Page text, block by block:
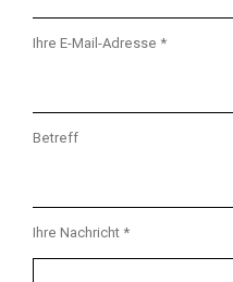
Ihre E-Mail-Adresse *
Betreff
Ihre Nachricht *